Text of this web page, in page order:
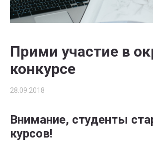
Прими участие в
конкурсе
28.09.2018
Внимание, студенты
курсов!